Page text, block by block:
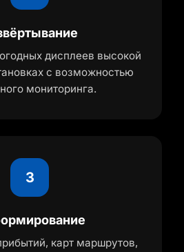
дисплеев высокой
с возможностью
мониторинга.
3
карт маршрутов,